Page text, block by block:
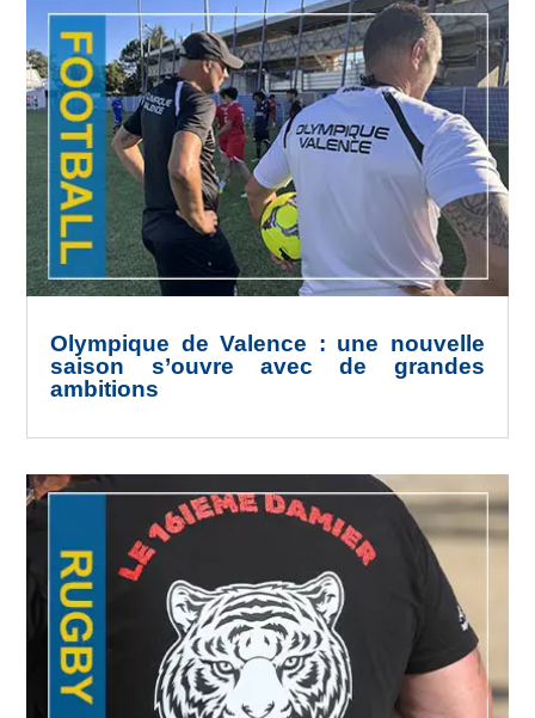
Olympique de Valence : une nouvelle
saison s’ouvre avec de grandes
ambitions